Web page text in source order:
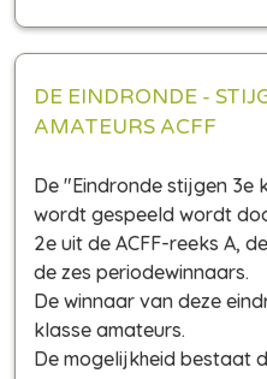
DE EINDRONDE -
AMATEURS ACFF
De "Eindronde stijgen 3e
wordt gespeeld wordt
2e uit de ACFF-reeks A,
de zes periodewinnaars.
De winnaar van deze
klasse amateurs.
De mogelijkheid bestaat